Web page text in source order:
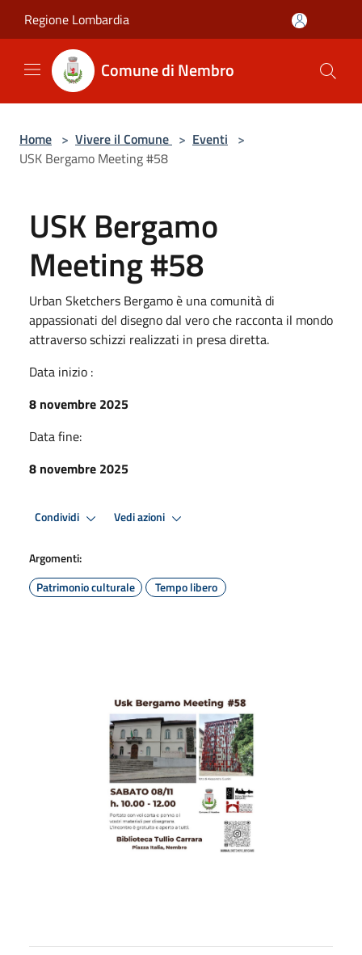
Regione Lombardia
Comune di Nembro
Home > Vivere il Comune > Eventi >
USK Bergamo Meeting #58
USK Bergamo
Meeting #58
Urban Sketchers Bergamo è una comunità di
appassionati del disegno dal vero che racconta il mondo
attraverso schizzi realizzati in presa diretta.
Data inizio :
8 novembre 2025
Data fine:
8 novembre 2025
Condividi Vedi azioni
Argomenti:
Patrimonio culturale
Tempo libero